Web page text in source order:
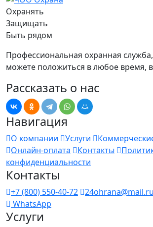
Охранять
Защищать
Быть рядом
Профессиональная охранная
можете положиться в любое время,
Рассказать о нас
Навигация
О компании Услуги
Онлайн-оплата
Контакты
конфиденциальности
Контакты
+7 (800) 550-40-72
24ohrana@mail.ru
WhatsApp
Услуги